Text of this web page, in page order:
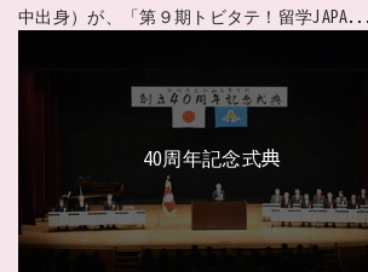
中出身）が、「第９期トビタテ！留学JAPA...
40周年記念式典